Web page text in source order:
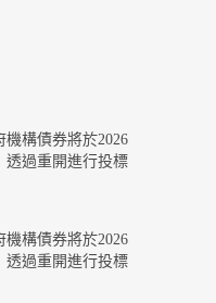
機構債券將於2026
透過重開進行投標
構債券將於2026
透過重開進行投標